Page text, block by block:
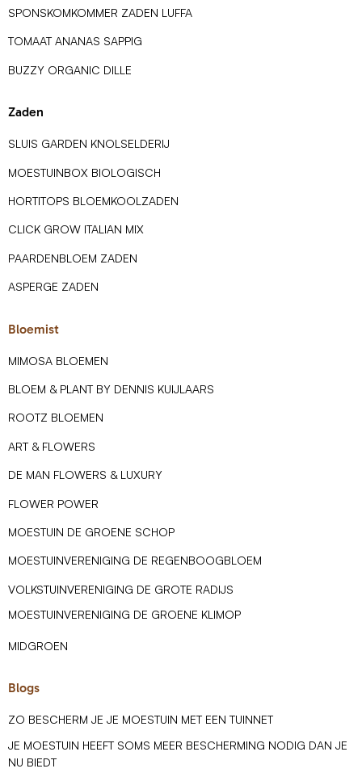
SPONSKOMKOMMER ZADEN LUFFA
TOMAAT ANANAS SAPPIG
BUZZY ORGANIC DILLE
Zaden
SLUIS GARDEN KNOLSELDERIJ
MOESTUINBOX BIOLOGISCH
HORTITOPS BLOEMKOOLZADEN
CLICK GROW ITALIAN MIX
PAARDENBLOEM ZADEN
ASPERGE ZADEN
Bloemist
MIMOSA BLOEMEN
BLOEM & PLANT BY DENNIS KUIJLAARS
ROOTZ BLOEMEN
ART & FLOWERS
DE MAN FLOWERS & LUXURY
FLOWER POWER
MOESTUIN DE GROENE SCHOP
MOESTUINVERENIGING DE REGENBOOGBLOEM
VOLKSTUINVERENIGING DE GROTE RADIJS
MOESTUINVERENIGING DE GROENE KLIMOP
MIDGROEN
Blogs
ZO BESCHERM JE JE MOESTUIN MET EEN TUINNET
JE MOESTUIN HEEFT SOMS MEER BESCHERMING NODIG DAN JE
NU BIEDT